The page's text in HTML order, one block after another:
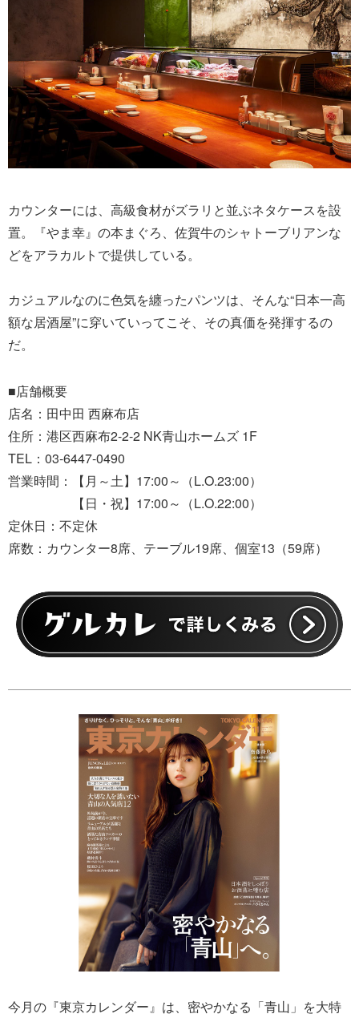
カウンターには、高級食材がズラリと並ぶネタケースを設
置。『やま幸』の本まぐろ、佐賀牛のシャトーブリアンな
どをアラカルトで提供している。
カジュアルなのに色気を纏ったパンツは、そんな“日本一高
額な居酒屋”に穿いていってこそ、その真価を発揮するの
だ。
■店舗概要
店名：田中田 西麻布店
住所：港区西麻布2-2-2 NK青山ホームズ 1F
TEL：03-6447-0490
営業時間：【月～土】17:00～（L.O.23:00）
【日・祝】17:00～（L.O.22:00）
定休日：不定休
席数：カウンター8席、テーブル19席、個室13（59席）
今月の『東京カレンダー』は、密やかなる「青山」を大特